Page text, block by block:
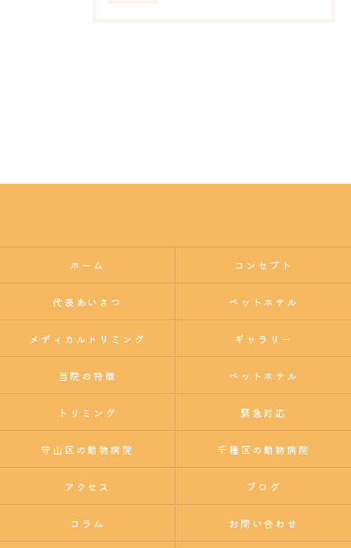
ホーム コンセプト
代表あいさつ ペットホテル
メディカルトリミング ギャラリー
当院の特徴 ペットホテル
トリミング 緊急対応
守山区の動物病院 千種区の動物病院
アクセス ブログ
コラム お問い合わせ